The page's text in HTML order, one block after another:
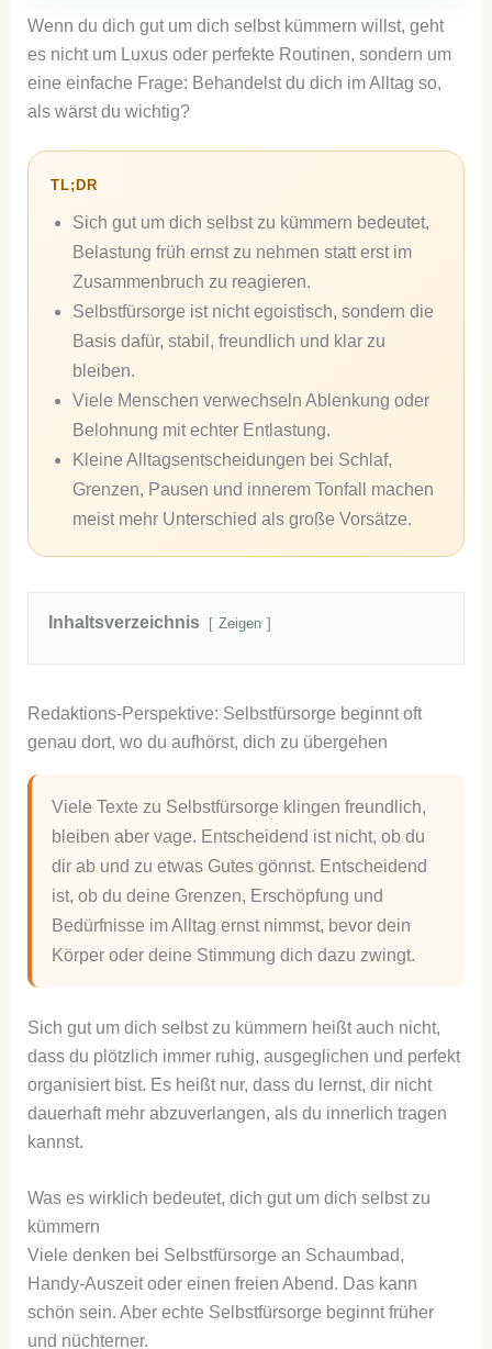
Wenn du dich gut um dich selbst kümmern willst, geht
es nicht um Luxus oder perfekte Routinen, sondern um
eine einfache Frage: Behandelst du dich im Alltag so,
als wärst du wichtig?
TL;DR
Sich gut um dich selbst zu kümmern bedeutet,
Belastung früh ernst zu nehmen statt erst im
Zusammenbruch zu reagieren.
Selbstfürsorge ist nicht egoistisch, sondern die
Basis dafür, stabil, freundlich und klar zu
bleiben.
Viele Menschen verwechseln Ablenkung oder
Belohnung mit echter Entlastung.
Kleine Alltagsentscheidungen bei Schlaf,
Grenzen, Pausen und innerem Tonfall machen
meist mehr Unterschied als große Vorsätze.
Inhaltsverzeichnis Zeigen
Redaktions-Perspektive: Selbstfürsorge beginnt oft
genau dort, wo du aufhörst, dich zu übergehen
Viele Texte zu Selbstfürsorge klingen freundlich,
bleiben aber vage. Entscheidend ist nicht, ob du
dir ab und zu etwas Gutes gönnst. Entscheidend
ist, ob du deine Grenzen, Erschöpfung und
Bedürfnisse im Alltag ernst nimmst, bevor dein
Körper oder deine Stimmung dich dazu zwingt.
Sich gut um dich selbst zu kümmern heißt auch nicht,
dass du plötzlich immer ruhig, ausgeglichen und perfekt
organisiert bist. Es heißt nur, dass du lernst, dir nicht
dauerhaft mehr abzuverlangen, als du innerlich tragen
kannst.
Was es wirklich bedeutet, dich gut um dich selbst zu
kümmern
Viele denken bei Selbstfürsorge an Schaumbad,
Handy-Auszeit oder einen freien Abend. Das kann
schön sein. Aber echte Selbstfürsorge beginnt früher
und nüchterner.